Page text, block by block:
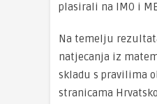
plasirali na IMO i
Na temelju
natjecanja iz
skladu s pravilima
stranicama